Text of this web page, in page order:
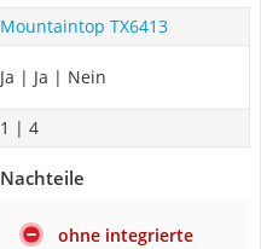
Mountaintop TX6413
Ja | Ja | Nein
1 | 4
Nachteile
ohne integrierte